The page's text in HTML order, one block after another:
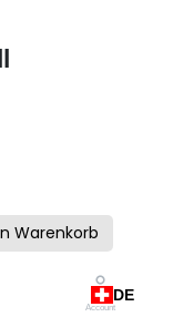
Warenkorb
Account
Schweiz
DE